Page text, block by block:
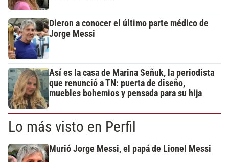
Dieron a conocer el último parte médico de
Jorge Messi
Así es la casa de Marina Señuk, la periodista
que renunció a TN: puerta de diseño,
muebles bohemios y pensada para su hija
Lo más visto en Perfil
Murió Jorge Messi, el papá de Lionel Messi